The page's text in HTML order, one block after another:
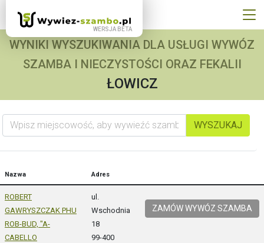
WYNIKI WYSZUKIWANIA DLA USŁUGI WYWÓZ
SZAMBA I NIECZYSTOŚCI ORAZ FEKALII
ŁOWICZ
Wpisz miejscowość, aby wywieźć szambo
WYSZUKAJ
Nazwa Adres
ROBERT
GAWRYSZCZAK PHU
ROB-BUD, "A-
CABELLO
ul.
Wschodnia
18
99-400
ZAMÓW WYWÓZ SZAMBA